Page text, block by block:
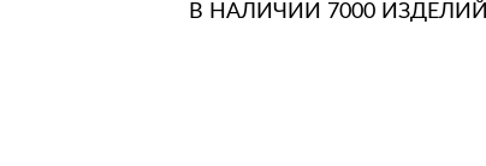
В НАЛИЧИИ 7000 ИЗДЕЛИЙ